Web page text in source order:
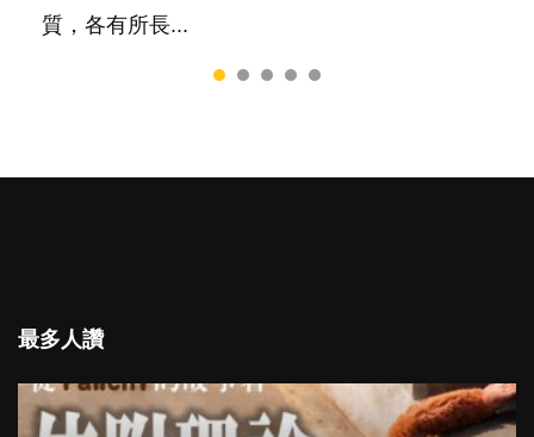
質，各有所長...
最多人讚